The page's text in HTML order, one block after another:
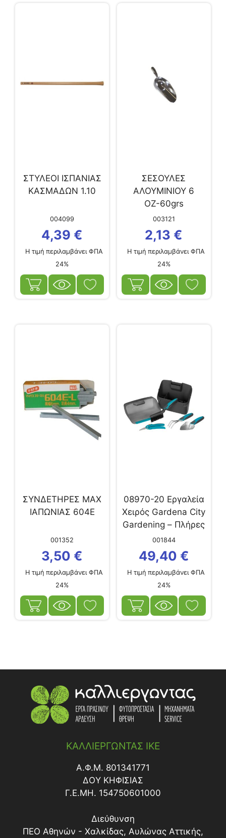
ΣΤΥΛΕΟΙ ΙΣΠΑΝΙΑΣ
ΚΑΣΜΑΔΩΝ 1.10
004099
4,39 €
Η τιμή περιλαμβάνει ΦΠΑ
24%
ΣΕΣΟΥΛΕΣ
ΑΛΟΥΜΙΝΙΟΥ 6
ΟΖ-60grs
003121
2,13 €
Η τιμή περιλαμβάνει ΦΠΑ
24%
ΣΥΝΔΕΤΗΡΕΣ MAX
ΙΑΠΩΝΙΑΣ 604Ε
001352
3,50 €
Η τιμή περιλαμβάνει ΦΠΑ
24%
08970-20 Εργαλεία
Χειρός Gardena City
Gardening – Πλήρες
Σετ
001844
49,40 €
Η τιμή περιλαμβάνει ΦΠΑ
24%
ΚΑΛΛΙΕΡΓΩΝΤΑΣ ΙΚΕ
Α.Φ.Μ. 801341771
ΔΟY ΚΗΦΙΣΙΑΣ
Γ.Ε.ΜΗ. 154750601000
Διεύθυνση
ΠΕΟ Αθηνών - Χαλκίδας, Αυλώνας Αττικής,